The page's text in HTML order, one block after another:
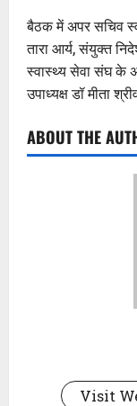
बैठक में अपर सचिव
तारा आर्य, संयुक्त
स्वास्थ्य सेवा संघ के
उपाध्यक्ष डॉ मीता
ABOUT THE
Visit